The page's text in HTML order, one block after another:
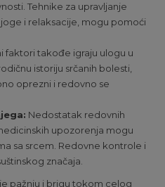
Tehnike za upravljanje
i relaksacije, mogu pomoći
faktori takođe igraju ulogu u
istoriju srčanih bolesti,
oprezni i redovno se
Nedostatak redovnih
upozorenja mogu
sa srcem. Redovne kontrole i
značaja.
pažnju i brigu tokom celog